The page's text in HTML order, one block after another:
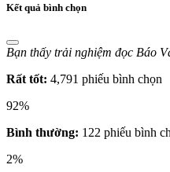
Kết quả bình chọn
Bạn thấy trải nghiệm đọc Báo
Rất tốt: 4,791 phiếu bình chọn
92%
Bình thường: 122 phiếu bình
2%